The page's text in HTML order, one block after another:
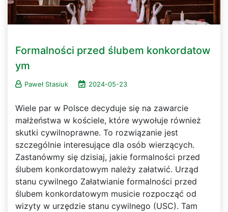
Formalności przed ślubem konkordatow
ym
Paweł Stasiuk 2024-05-23
Wiele par w Polsce decyduje się na zawarcie
małżeństwa w kościele, które wywołuje również
skutki cywilnoprawne. To rozwiązanie jest
szczególnie interesujące dla osób wierzących.
Zastanówmy się dzisiaj, jakie formalności przed
ślubem konkordatowym należy załatwić. Urząd
stanu cywilnego Załatwianie formalności przed
ślubem konkordatowym musicie rozpocząć od
wizyty w urzędzie stanu cywilnego (USC). Tam